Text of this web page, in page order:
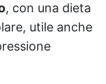
, con una dieta
utile anche